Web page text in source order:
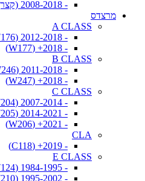
- 2008-2018 (קצר)
מרצדס
A CLASS
- 2012-2018 (W176)
- 2018+ (W177)
B CLASS
- 2011-2018 (W246)
- 2018+ (W247)
C CLASS
- 2007-2014 (W204)
- 2014-2021 (W205)
- 2021+ (W206)
CLA
- 2019+ (C118)
E CLASS
- 1984-1995 (W124)
- 1995-2002 (W210)